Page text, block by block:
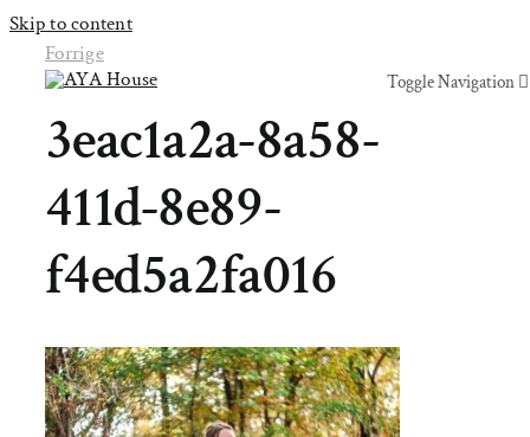
Skip to content
Toggle Navigation
Yoga & Bevægelse
Behandling
Events
Lokaler
Toggle Navigation
Yoga & Bevægelse
Behandling
Uddannelser & kurser
Forrige
3eac1a2a-8a58-
411d-8e89-
f4ed5a2fa016